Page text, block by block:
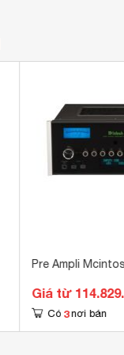
Pre Ampli
Giá từ
Có 3 nơi bán